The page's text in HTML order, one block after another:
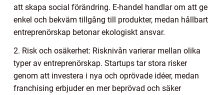
att skapa social förändring. E-handel handlar om att ge
enkel och bekväm tillgång till produkter, medan hållbart
entreprenörskap betonar ekologiskt ansvar.
2. Risk och osäkerhet: Risknivån varierar mellan olika
typer av entreprenörskap. Startups tar stora risker
genom att investera i nya och oprövade idéer, medan
franchising erbjuder en mer beprövad och säker